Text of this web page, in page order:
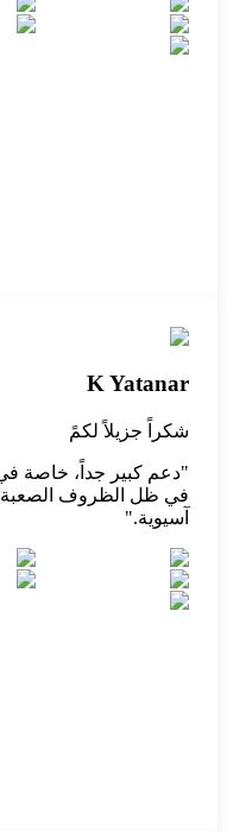
K Yatanar
شكراً جزيلاً لكمً
"دعم كبير جداً، خاصة
في ظل الظروف الصعبة
آسيوية."